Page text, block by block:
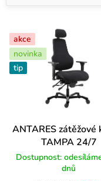
p
r
o
k
akce
novinka
tip
ANTARES zátěžové
TAMPA 24/7
Dostupnost:
dnů